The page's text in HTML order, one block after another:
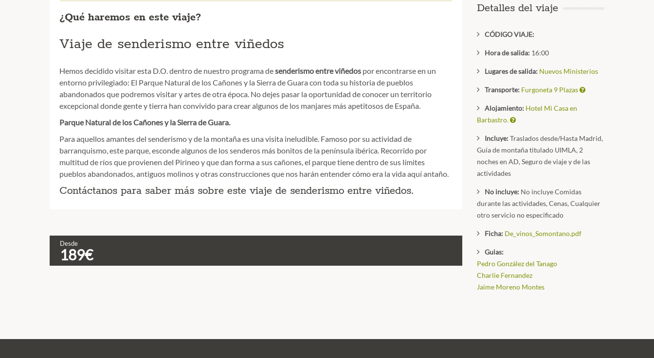
¿Qué haremos en este viaje?
Viaje de senderismo entre viñedos
Hemos decidido visitar esta D.O. dentro de nuestro programa desenderismo entre viñedos por encontrarse en un
entorno privilegiado: El Parque Natural de los Cañones y la Sierra de Guara con toda su historia de pueblos
abandonados que podremos visitar y artes de otra época. No dejes pasar la oportunidad de conocer un territorio
excepcional donde gente y tierra han convivido para crear algunos de los manjares más apetitosos de España.
Parque Natural de los Cañones y la Sierra de Guara.
Para aquellos amantes del senderismo y de la montaña es una visita ineludible. Famoso por su actividad de
barranquismo, este parque, esconde algunos de los senderos más bonitos de la península ibérica. Recorrido por
multitud de ríos que provienen del Pirineo y que dan forma a sus cañones, el parque tiene dentro de sus límites
pueblos abandonados, antiguos molinos y otras construcciones que nos harán entender cómo era la vida aquí antaño.
Contáctanos para saber más sobre este viaje de senderismo entre viñedos.
Desde
189€
Detalles del viaje
CÓDIGO VIAJE:
Hora de salida: 16:00
Lugares de salida: Nuevos Ministerios
Transporte: Furgoneta 9 Plazas
Alojamiento: Hotel Mi Casa en
Barbastro.
Incluye:Traslados desde/Hasta Madrid,
Guía de montaña titulado UIMLA, 2
noches en AD, Seguro de viaje y de las
actividades
No incluye: No incluye Comidas
durante las actividades, Cenas, Cualquier
otro servicio no especificado
Ficha: De_vinos_Somontano.pdf
Guias:
Pedro González del Tanago
Charlie Fernandez
Jaime Moreno Montes